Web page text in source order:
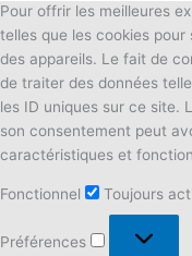
Pour offrir les meilleures
telles que les cookies
des appareils. Le fait de
de traiter des données
les ID uniques sur ce site.
son consentement peut
caractéristiques et
Fonctionnel
Toujours
Préférences